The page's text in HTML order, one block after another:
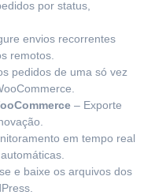
por status,
envios recorrentes
remotos.
pedidos de uma só vez
– Exporte
em tempo real
e baixe os arquivos dos